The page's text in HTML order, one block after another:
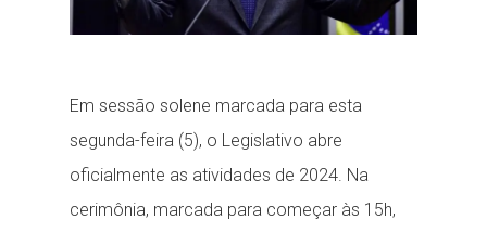
Em sessão solene marcada para esta
segunda-feira (5), o Legislativo abre
oficialmente as atividades de 2024. Na
cerimônia, marcada para começar às 15h,